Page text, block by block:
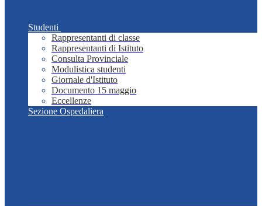
Studenti
Rappresentanti di classe
Rappresentanti di Istituto
Consulta Provinciale
Modulistica studenti
Giornale d'Istituto
Documento 15 maggio
Eccellenze
Sezione Ospedaliera